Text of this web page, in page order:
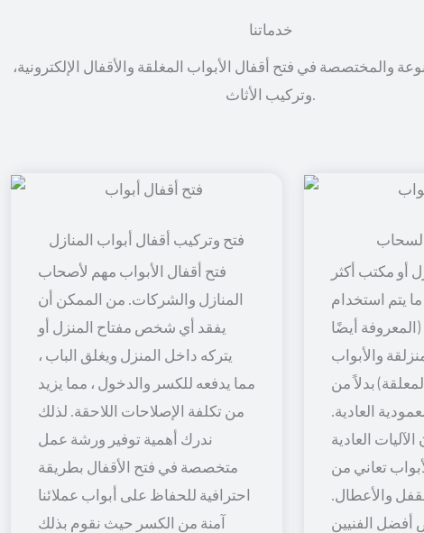
خدماتنا
والمختصصة في فتح أقفال الأبواب المغلقة والأقفال الإلكترونية،
وتركيب الأثاث.
فتح وتركيب أقفال أبواب المنازل
فتح أقفال الأبواب مهم لأصحاب
المنازل والشركات. من الممكن أن
يفقد أي شخص مفتاح المنزل أو
يتركه داخل المنزل ويغلق الباب ،
مما يدفعه للكسر والدخول ، مما يزيد
من تكلفة الإصلاحات اللاحقة. لذلك
ندرك أهمية توفير ورشة عمل
متخصصة في فتح الأقفال بطريقة
احترافية للحفاظ على أبواب عملائنا
آمنة من الكسر حيث نقوم بذلك
أو مكتب أكثر
ما يتم استخدام
(المعروفة أيضًا
والأبواب
بدلاً من
العادية.
العادية
تعاني من
والأعطال.
أفضل الفنيين